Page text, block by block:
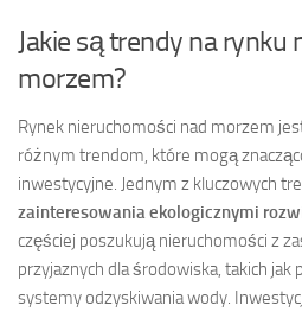
Jakie są trendy na rynku
morzem?
Rynek nieruchomości nad morzem
różnym trendom, które mogą
inwestycyjne. Jednym z kluczowych
zainteresowania ekologicznymi
częściej poszukują nieruchomości z
przyjaznych dla środowiska, takich jak
systemy odzyskiwania wody.